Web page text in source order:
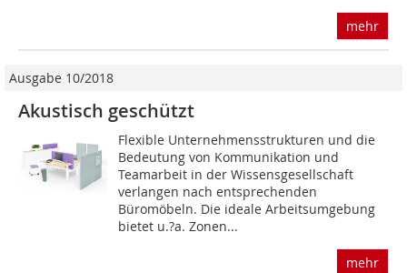
mehr
Ausgabe 10/2018
Akustisch geschützt
Flexible Unternehmensstrukturen und die
Bedeutung von Kommunikation und
Teamarbeit in der Wissensgesellschaft
verlangen nach entsprechenden
Büromöbeln. Die ideale Arbeitsumgebung
bietet u.?a. Zonen...
mehr